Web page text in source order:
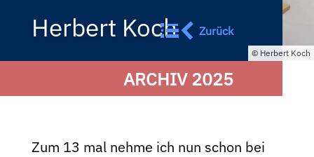
Herbert Koch Zurück
ARCHIV 2025
Herbert Koch
Zum 13 mal nehme ich nun schon bei